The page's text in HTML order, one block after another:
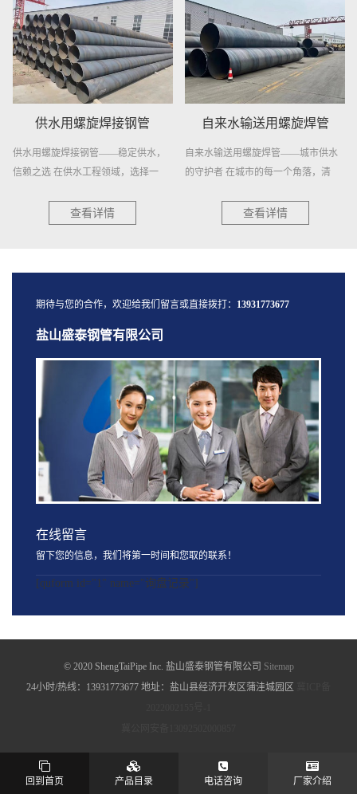
供水用螺旋焊接钢管
供水用螺旋焊接钢管——稳定供水，
信赖之选 在供水工程领域，选择一
查看详情
自来水输送用螺旋焊管
自来水输送用螺旋焊管——城市供水
的守护者 在城市的每一个角落，清
查看详情
期待与您的合作，欢迎给我们留言或直接拨打： 13931773677
盐山盛泰钢管有限公司
在线留言
留下您的信息，我们将第一时间和您取的联系！
[quform id="1" name="询盘记录"]
© 2020 ShengTaiPipe Inc. 盐山盛泰钢管有限公司 Sitemap
24小时/热线：13931773677 地址：盐山县经济开发区蒲洼城园区
回到首页 产品目录 电话咨询 厂家介绍